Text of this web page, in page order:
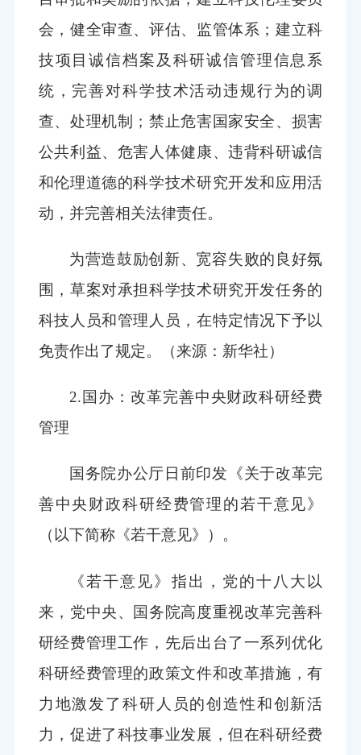
会，健全审查、评估、监管体系；建立科
技项目诚信档案及科研诚信管理信息系
统，完善对科学技术活动违规行为的调
查、处理机制；禁止危害国家安全、损害
公共利益、危害人体健康、违背科研诚信
和伦理道德的科学技术研究开发和应用活
动，并完善相关法律责任。
为营造鼓励创新、宽容失败的良好氛
围，草案对承担科学技术研究开发任务的
科技人员和管理人员，在特定情况下予以
免责作出了规定。
（来源：新华社）
2.国办：改革完善中央财政科研经费
管理
国务院办公厅日前印发《关于改革完
善中央财政科研经费管理的若干意见》
（以下简称《若干意见》）。
《若干意见》指出，党的十八大以
来，党中央、国务院高度重视改革完善科
研经费管理工作，先后出台了一系列优化
科研经费管理的政策文件和改革措施，有
力地激发了科研人员的创造性和创新活
力，促进了科技事业发展，但在科研经费